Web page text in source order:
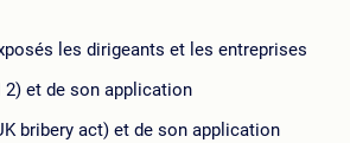
les dirigeants et les entreprises
2) et de son application
bribery act) et de son application